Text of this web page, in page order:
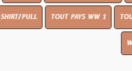
TOUT PAYS WW 1 TOUT PAYS WW2
WWII US COPIE